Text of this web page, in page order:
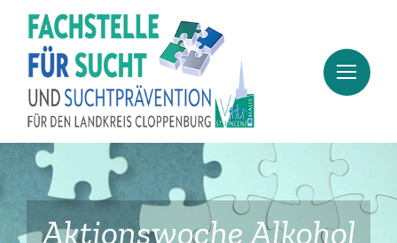
Zum
Inhalt
springen
Aktionswoche Alkohol